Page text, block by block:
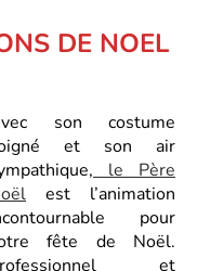
DE NOEL
son costume
et son air
le Père
est l’animation
pour
fête de Noël.
et